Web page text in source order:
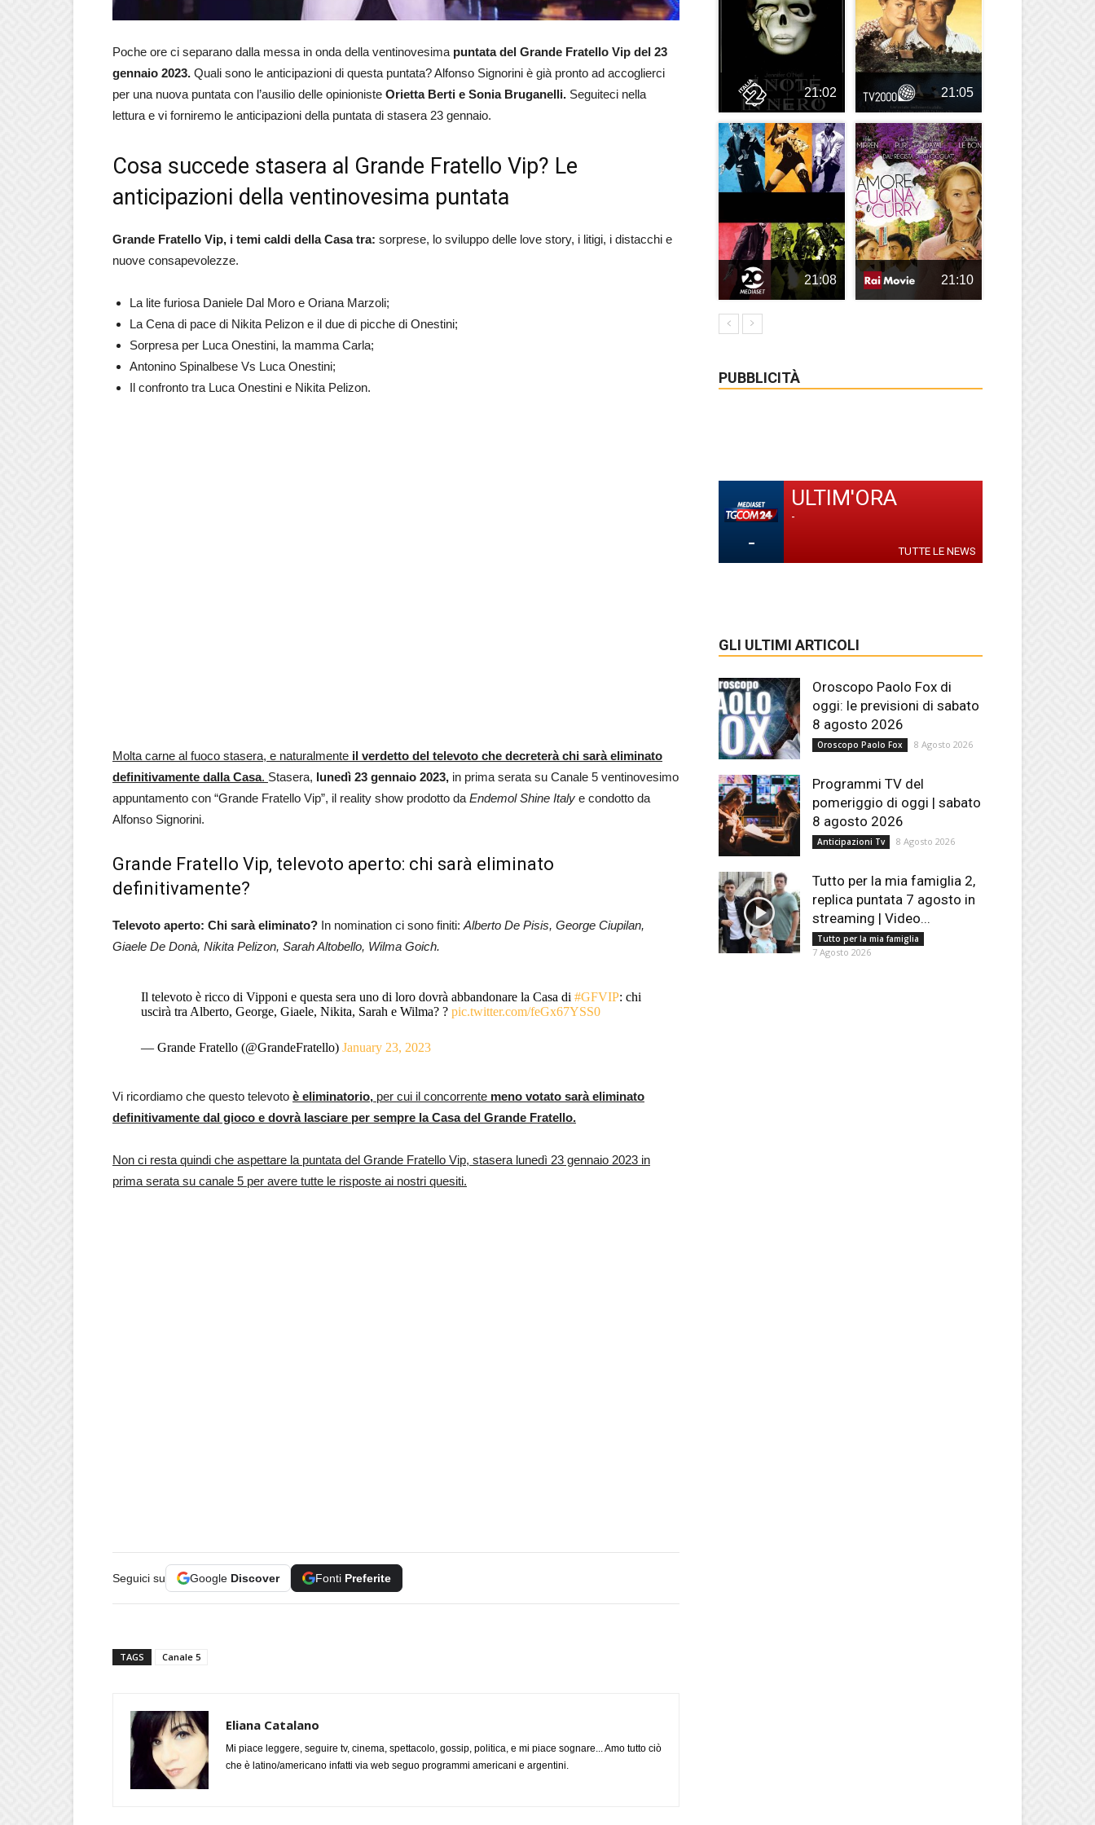
Poche ore ci separano dalla messa in onda della ventinovesima puntata del Grande Fratello Vip del 23
gennaio 2023. Quali sono le anticipazioni di questa puntata? Alfonso Signorini è già pronto ad accoglierci
per una nuova puntata con l’ausilio delle opinioniste Orietta Berti e Sonia Bruganelli. Seguiteci nella
lettura e vi forniremo le anticipazioni della puntata di stasera 23 gennaio.
Cosa succede stasera al Grande Fratello Vip? Le
anticipazioni della ventinovesima puntata
Grande Fratello Vip, i temi caldi della Casa tra: sorprese, lo sviluppo delle love story, i litigi, i distacchi e
nuove consapevolezze.
La lite furiosa Daniele Dal Moro e Oriana Marzoli;
La Cena di pace di Nikita Pelizon e il due di picche di Onestini;
Sorpresa per Luca Onestini, la mamma Carla;
Antonino Spinalbese Vs Luca Onestini;
Il confronto tra Luca Onestini e Nikita Pelizon.
Molta carne al fuoco stasera, e naturalmente il verdetto del televoto che decreterà chi sarà eliminato
definitivamente dalla Casa. Stasera, lunedì 23 gennaio 2023, in prima serata su Canale 5 ventinovesimo
appuntamento con “Grande Fratello Vip”, il reality show prodotto da Endemol Shine Italy e condotto da
Alfonso Signorini.
Grande Fratello Vip, televoto aperto: chi sarà eliminato
definitivamente?
Televoto aperto: Chi sarà eliminato? In nomination ci sono finiti: Alberto De Pisis, George Ciupilan,
Giaele De Donà, Nikita Pelizon, Sarah Altobello, Wilma Goich.
Il televoto è ricco di Vipponi e questa sera uno di loro dovrà abbandonare la Casa di #GFVIP: chi
uscirà tra Alberto, George, Giaele, Nikita, Sarah e Wilma? ? pic.twitter.com/feGx67YSS0
— Grande Fratello (@GrandeFratello) January 23, 2023
Vi ricordiamo che questo televoto è eliminatorio, per cui il concorrente meno votato sarà eliminato
definitivamente dal gioco e dovrà lasciare per sempre la Casa del Grande Fratello.
Non ci resta quindi che aspettare la puntata del Grande Fratello Vip, stasera lunedì 23 gennaio 2023 in
prima serata su canale 5 per avere tutte le risposte ai nostri quesiti.
Seguici su Google Discover Fonti Preferite
TAGS Canale 5
Eliana Catalano
Mi piace leggere, seguire tv, cinema, spettacolo, gossip, politica, e mi piace sognare... Amo tutto ciò
che è latino/americano infatti via web seguo programmi americani e argentini.
21:02 21:05
21:08 21:10
PUBBLICITÀ
-
ULTIM'ORA
-
TUTTE LE NEWS
GLI ULTIMI ARTICOLI
Oroscopo Paolo Fox di
oggi: le previsioni di sabato
8 agosto 2026
Oroscopo Paolo Fox 8 Agosto 2026
Programmi TV del
pomeriggio di oggi | sabato
8 agosto 2026
Anticipazioni Tv 8 Agosto 2026
Tutto per la mia famiglia 2,
replica puntata 7 agosto in
streaming | Video...
Tutto per la mia famiglia
7 Agosto 2026